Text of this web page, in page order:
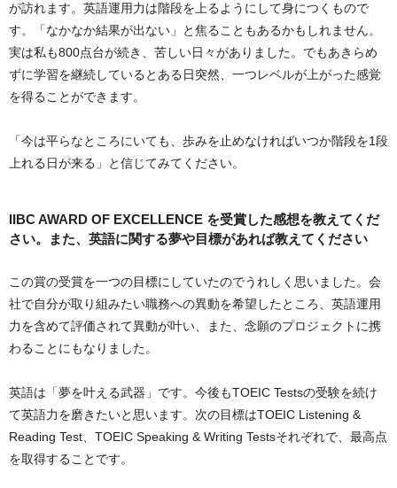
が訪れます。英語運用力は階段を上るようにして身につくもので
す。「なかなか結果が出ない」と焦ることもあるかもしれません。
実は私も800点台が続き、苦しい日々がありました。でもあきらめ
ずに学習を継続しているとある日突然、一つレベルが上がった感覚
を得ることができます。
「今は平らなところにいても、歩みを止めなければいつか階段を1段
上れる日が来る」と信じてみてください。
IIBC AWARD OF EXCELLENCE を受賞した感想を教えてくだ
さい。また、英語に関する夢や目標があれば教えてください
この賞の受賞を一つの目標にしていたのでうれしく思いました。会
社で自分が取り組みたい職務への異動を希望したところ、英語運用
力を含めて評価されて異動が叶い、また、念願のプロジェクトに携
わることにもなりました。
英語は「夢を叶える武器」です。今後もTOEIC Testsの受験を続け
て英語力を磨きたいと思います。次の目標はTOEIC Listening &
Reading Test、TOEIC Speaking & Writing Testsそれぞれで、最高点
を取得することです。